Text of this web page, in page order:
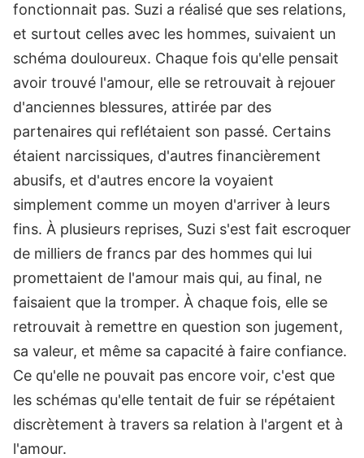
fonctionnait pas. Suzi a réalisé que ses relations,
et surtout celles avec les hommes, suivaient un
schéma douloureux. Chaque fois qu'elle pensait
avoir trouvé l'amour, elle se retrouvait à rejouer
d'anciennes blessures, attirée par des
partenaires qui reflétaient son passé. Certains
étaient narcissiques, d'autres financièrement
abusifs, et d'autres encore la voyaient
simplement comme un moyen d'arriver à leurs
fins. À plusieurs reprises, Suzi s'est fait escroquer
de milliers de francs par des hommes qui lui
promettaient de l'amour mais qui, au final, ne
faisaient que la tromper. À chaque fois, elle se
retrouvait à remettre en question son jugement,
sa valeur, et même sa capacité à faire confiance.
Ce qu'elle ne pouvait pas encore voir, c'est que
les schémas qu'elle tentait de fuir se répétaient
discrètement à travers sa relation à l'argent et à
l'amour.